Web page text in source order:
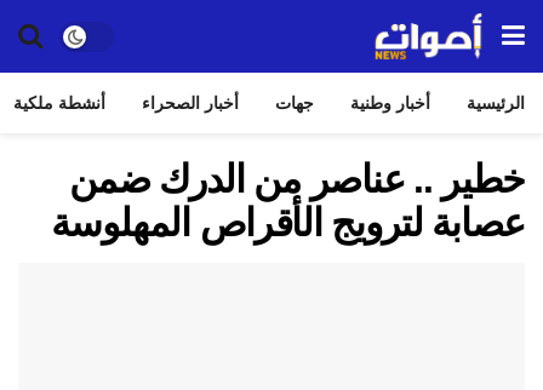
الرئيسية أخبار وطنية جهات أخبار الصحراء أنشطة ملكية
خطير .. عناصر من الدرك ضمن
عصابة لترويج الأقراص المهلوسة